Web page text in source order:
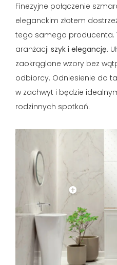
Finezyjne połączenie
eleganckim złotem
tego samego producenta.
aranżacji szyk i elegancję.
zaokrąglone wzory bez
odbiorcy. Odniesienie do
w zachwyt i będzie
rodzinnych spotkań.